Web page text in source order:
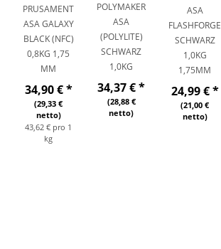
PRUSAMENT
ASA GALAXY
BLACK (NFC)
0,8KG 1,75
MM
34,90 €*
(29,33 €
netto)
43,62 € pro 1
kg
POLYMAKER
ASA
(POLYLITE)
SCHWARZ
1,0KG
34,37 €*
(28,88 €
netto)
ASA
FLASHFORGE
SCHWARZ
1,0KG
1,75MM
24,99 €*
(21,00 €
netto)